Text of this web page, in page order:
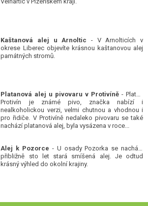
Kaštanová alej u Arnoltic - V Arnolticích v
okrese Liberec objevíte krásnou kaštanovou alej
památných stromů.
Platanová alej u pivovaru v Protivíně - Platan
Protivín je známé pivo, značka nabízí i
nealkoholickou verzi, velmi chutnou a vhodnou i
pro řidiče. V Protivíně nedaleko pivovaru se také
nachází platanová alej, byla vysázena v roce...
Alej k Pozorce - U osady Pozorka se nachází
přibližně sto let stará smíšená alej. Je odtud
krásný výhled do okolní krajiny.